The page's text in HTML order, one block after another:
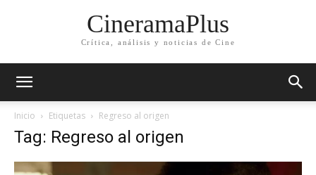
CineramaPlus
Crítica, análisis y noticias de Cine
Inicio Etiquetas Regreso al origen
Tag: Regreso al origen